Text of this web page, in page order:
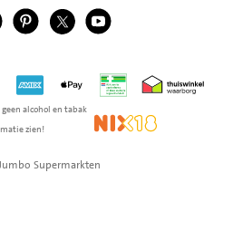
Instagram
Jumbo Pinterest
Jumbo Twitter
Jumbo YouTube
American Express
Apple Pay Thuiswinkel
alcohol en tabak
zien!
NIX18
Supermarkten